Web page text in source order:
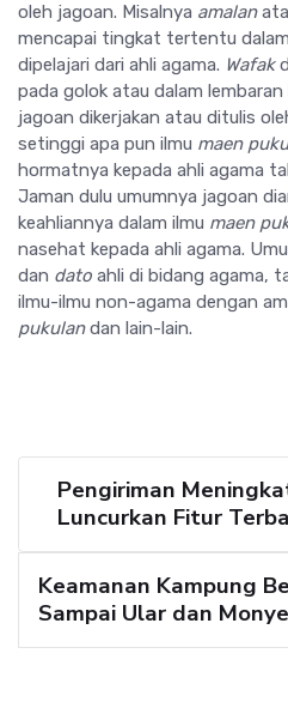
oleh jagoan. Misalnya amalan
mencapai tingkat tertentu
dipelajari dari ahli agama. Wafak
pada golok atau dalam
jagoan dikerjakan atau ditulis
setinggi apa pun ilmu maen
hormatnya kepada ahli agama
Jaman dulu umumnya jagoan
keahliannya dalam ilmu maen
nasehat kepada ahli agama.
dan dato ahli di bidang agama,
ilmu-ilmu non-agama dengan
pukulandan lain-lain.
Pengiriman
Luncurkan Fitur
Keamanan Kampung
Sampai Ular dan